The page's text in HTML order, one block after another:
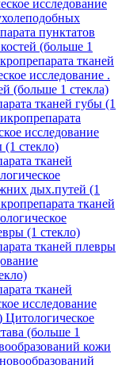
исследование
пунктатов
(больше 1
тканей
исследование .
(больше 1 стекла)
тканей губы (1
исследование
стекло)
тканей
дых.путей (1
тканей
(1 стекло)
тканей плевры
тканей
исследование
Цитологическое
(больше 1
кожи